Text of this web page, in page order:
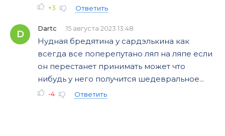
+3 Ответить
D
Dartc 15 августа 2023 13:48
Нудная бредятина у сардэлькина как
всегда все поперепутано ляп на ляпе если
он перестанет принимать может что
нибудь у него получится шедевральное...
-4 Ответить